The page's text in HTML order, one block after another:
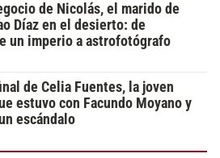
de Nicolás, el marido de
Díaz en el desierto: de
un imperio a astrofotógrafo
de Celia Fuentes, la joven
estuvo con Facundo Moyano y
escándalo